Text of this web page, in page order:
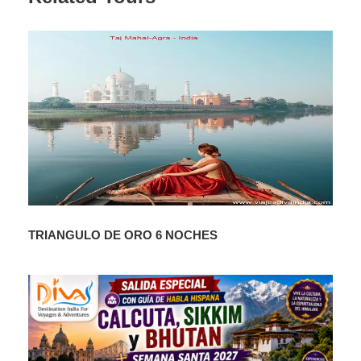
Memorial, Museo de textiles y el Museo de Herencia
Cultural. Finalizaremos con la visita del Tashi Choe
Dzong, símbolo de la capital que actualmente acoge las
oficinas del rey.
DÍA 12 – THIMPU / PUNAKHA (BHUTAN) (80 KM.
APROX. 3 HRS)
atravesando el Puerto de Dochu La (a 3.050 m.). Llegada
a Punakha (a 800 m.). Visitamos Punakha Dzong y a
continuación el Templo de la Fertilidad, Dzong
considerado con el tercero más antiguo del país.
TRIANGULO DE ORO 6 NOCHES